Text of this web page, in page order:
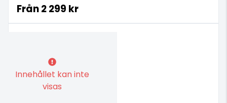
Från2 299 kr
Innehållet kan inte
visas